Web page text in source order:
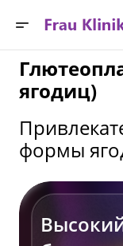
ягодиц)
формы